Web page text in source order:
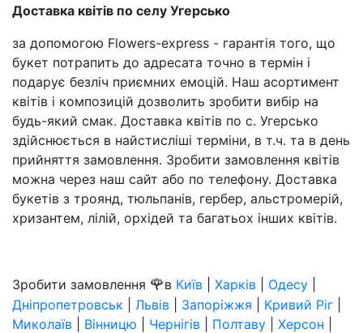
Доставка квітів по селу Угерсько
за допомогою Flowers-express - гарантія того, що
букет потрапить до адресата точно в термін і
подарує безліч приємних емоцій. Наш асортимент
квітів і композицій дозволить зробити вибір на
будь-який смак. Доставка квітів по с. Угерсько
здійснюється в найстисліші терміни, в т.ч. та в день
прийняття замовлення. Зробити замовлення квітів
можна через наш сайт або по телефону. Доставка
букетів з троянд, тюльпанів, гербер, альстромерій,
хризантем, лілій, орхідей та багатьох інших квітів.
Зробити замовлення 🌹в Київ Харків Одесу
Дніпропетровськ
Львів Запоріжжя Кривий Ріг
Миколаїв
Вінницю Чернігів Полтаву Херсон